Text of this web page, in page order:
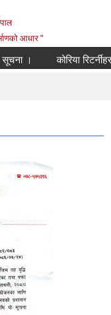
आधार "
। कोरिया